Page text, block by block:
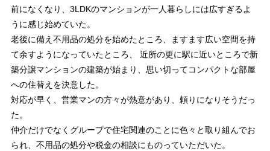
前になくなり、3LDKのマンションが一人暮らしには広すぎるよ
うに感じ始めていた。
老後に備え不用品の処分を始めたところ、ますます広い空間を持
て余すようになっていたところ、 近所の更に駅に近いところで新
築分譲マンションの建築が始まり、思い切ってコンパクトな部屋
への住替えを決意した。
対応が早く、営業マンの方々が熱意があり、頼りになりそうだっ
た。
仲介だけでなくグループで住宅関連のことに色々と取り組んでお
られ、不用品の処分や税金の相談にものっていただいた。